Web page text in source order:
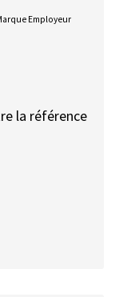
Employeur
la référence